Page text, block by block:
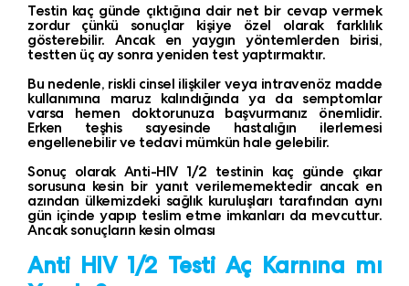
Testin kaç günde çıktığına dair net bir cevap vermek
zordur çünkü sonuçlar kişiye özel olarak farklılık
gösterebilir. Ancak en yaygın yöntemlerden birisi,
testten üç ay sonra yeniden test yaptırmaktır.
Bu nedenle, riskli cinsel ilişkiler veya intravenöz madde
kullanımına maruz kalındığında ya da semptomlar
varsa hemen doktorunuza başvurmanız önemlidir.
Erken teşhis sayesinde hastalığın ilerlemesi
engellenebilir ve tedavi mümkün hale gelebilir.
Sonuç olarak Anti-HIV 1/2 testinin kaç günde çıkar
sorusuna kesin bir yanıt verilememektedir ancak en
azından ülkemizdeki sağlık kuruluşları tarafından aynı
gün içinde yapıp teslim etme imkanları da mevcuttur.
Ancak sonuçların kesin olması
Anti HIV 1/2 Testi Aç Karnına mı